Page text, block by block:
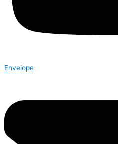
Envelope